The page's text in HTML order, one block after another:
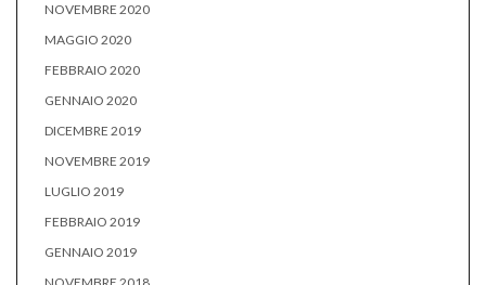
NOVEMBRE 2020
MAGGIO 2020
FEBBRAIO 2020
GENNAIO 2020
DICEMBRE 2019
NOVEMBRE 2019
LUGLIO 2019
FEBBRAIO 2019
GENNAIO 2019